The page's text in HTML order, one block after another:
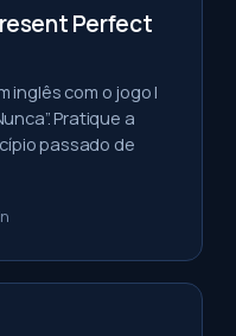
Perfect
inglês com o jogo I
Pratique a
passado de